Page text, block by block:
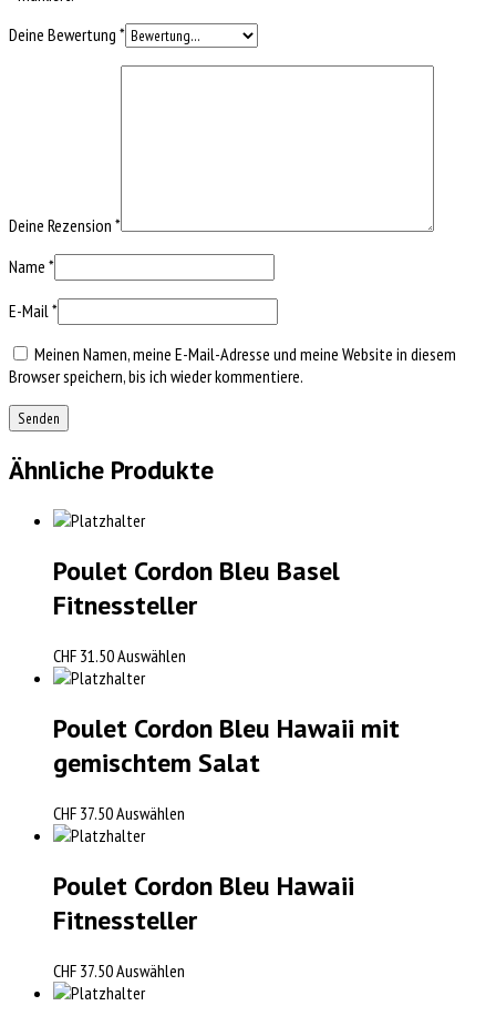
Deine Bewertung *
Deine Rezension *
Name *
E-Mail *
Meinen Namen, meine E-Mail-Adresse und meine Website in diesem
Browser speichern, bis ich wieder kommentiere.
Ähnliche Produkte
Poulet Cordon Bleu Basel
Fitnessteller
CHF 31.50Auswählen
Poulet Cordon Bleu Hawaii mit
gemischtem Salat
CHF 37.50Auswählen
Poulet Cordon Bleu Hawaii
Fitnessteller
CHF 37.50Auswählen